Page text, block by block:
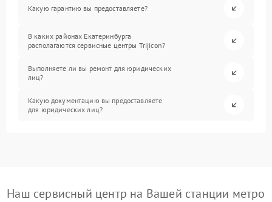
Какую гарантию вы предоставляете?
В каких районах Екатеринбурга
располагаются сервисные центры Trijicon?
Выполняете ли вы ремонт для юридических
лиц?
Какую документацию вы предоставляете
для юридических лиц?
Наш сервисный центр на Вашей станции метро